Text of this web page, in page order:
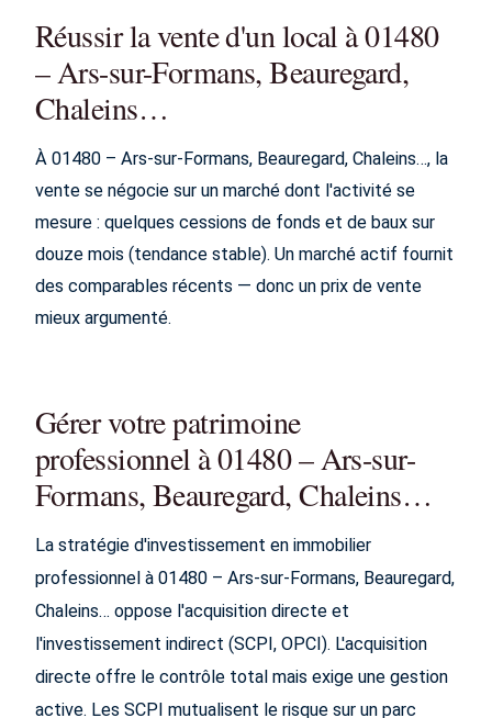
Réussir la vente d'un local à 01480
– Ars-sur-Formans, Beauregard,
Chaleins…
À 01480 – Ars-sur-Formans, Beauregard, Chaleins…, la
vente se négocie sur un marché dont l'activité se
mesure : quelques cessions de fonds et de baux sur
douze mois (tendance stable). Un marché actif fournit
des comparables récents — donc un prix de vente
mieux argumenté.
Gérer votre patrimoine
professionnel à 01480 – Ars-sur-
Formans, Beauregard, Chaleins…
La stratégie d'investissement en immobilier
professionnel à 01480 – Ars-sur-Formans, Beauregard,
Chaleins… oppose l'acquisition directe et
l'investissement indirect (SCPI, OPCI). L'acquisition
directe offre le contrôle total mais exige une gestion
active. Les SCPI mutualisent le risque sur un parc